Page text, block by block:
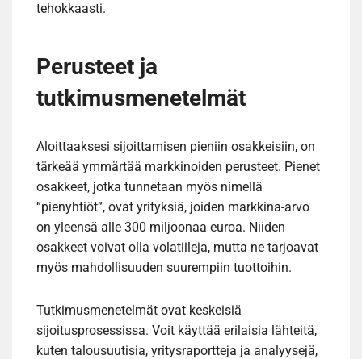
tehokkaasti.
Perusteet ja
tutkimusmenetelmät
Aloittaaksesi sijoittamisen pieniin osakkeisiin, on
tärkeää ymmärtää markkinoiden perusteet. Pienet
osakkeet, jotka tunnetaan myös nimellä
“pienyhtiöt”, ovat yrityksiä, joiden markkina-arvo
on yleensä alle 300 miljoonaa euroa. Niiden
osakkeet voivat olla volatiileja, mutta ne tarjoavat
myös mahdollisuuden suurempiin tuottoihin.
Tutkimusmenetelmät ovat keskeisiä
sijoitusprosessissa. Voit käyttää erilaisia lähteitä,
kuten talousuutisia, yritysraportteja ja analyysejä,